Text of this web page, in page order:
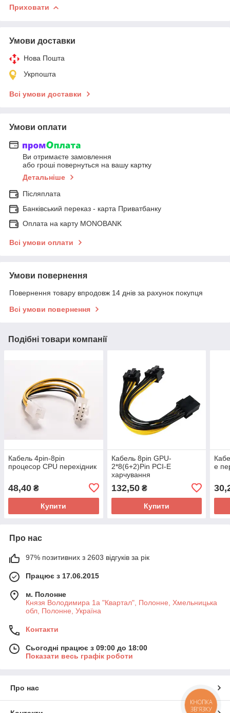
Приховати
Умови доставки
Нова Пошта
Укрпошта
Всі умови доставки
Умови оплати
Ви отримаєте замовлення
або гроші повернуться на вашу картку
Детальніше
Післяплата
Банківський переказ - карта Приватбанку
Оплата на карту MONOBANK
Всі умови оплати
Умови повернення
Повернення товару впродовж 14 днів за рахунок покупця
Всі умови повернення
Подібні товари компанії
Кабель 4pin-8pin
процесор CPU перехідник
48,40 ₴
Купити
Кабель 8pin GPU-
2*8(6+2)Pin PCI-E
харчування
132,50₴
Купити
e
Про нас
97% позитивних з 2603 відгуків за рік
Працює з 17.06.2015
м. Полонне
Князя Володимира 1а "Квартал", Полонне, Хмельницька
обл, Полонне, Україна
Контакти
Сьогодні працює з 09:00 до 18:00
Показати весь графік роботи
Про нас
КНОПКА
ЗВ'ЯЗКУ